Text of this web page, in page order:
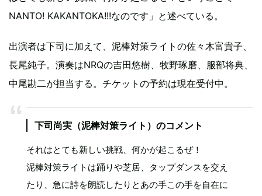
NANTO! KAKANTOKA!!!なのです」と述べている。
出演者は下司に加えて、泥棒対策ライトの佐々木富貴子、
長尾純子。演奏はNRQの吉田悠樹、牧野琢磨、服部将典、
中尾勘二が担当する。チケットの予約は現在受付中。
下司尚実（泥棒対策ライト）のコメント
それはとても新しい挑戦、何かが起こるぜ！
泥棒対策ライトは踊りや芝居、タップダンスを交え
たり、急に詩を朗読したりとあの手この手を自在に